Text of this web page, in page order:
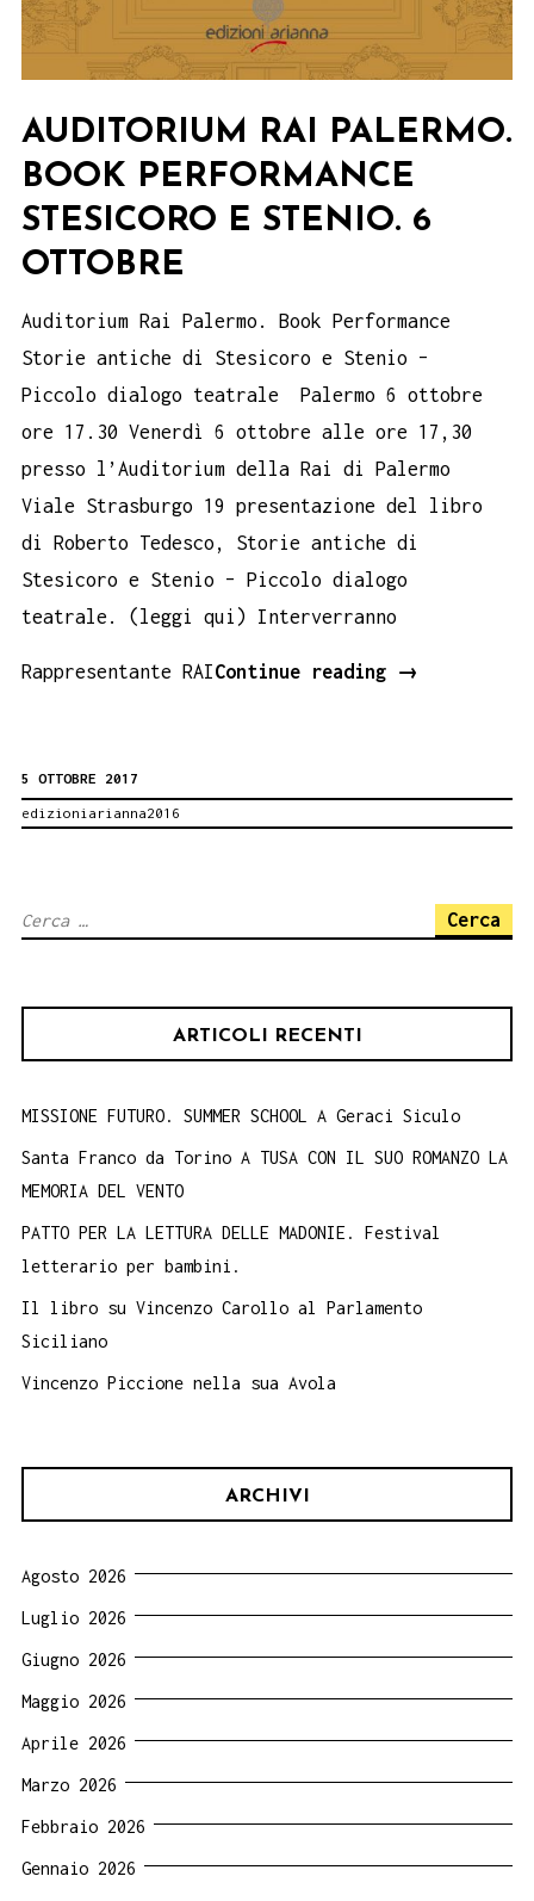
AUDITORIUM RAI PALERMO.
BOOK PERFORMANCE
STESICORO E STENIO. 6
OTTOBRE
Auditorium Rai Palermo. Book Performance
Storie antiche di Stesicoro e Stenio –
Piccolo dialogo teatrale Palermo 6 ottobre
ore 17.30 Venerdì 6 ottobre alle ore 17,30
presso l’Auditorium della Rai di Palermo
Viale Strasburgo 19 presentazione del libro
di Roberto Tedesco, Storie antiche di
Stesicoro e Stenio – Piccolo dialogo
teatrale. (leggi qui) Interverranno
Rappresentante RAIContinue reading
Auditorium
Stenio.
ottobre
→
5 OTTOBRE 2017
edizioniarianna2016
Ricerca
ARTICOLI RECENTI
MISSIONE FUTURO. SUMMER SCHOOL A Geraci Siculo
Santa Franco da Torino A TUSA CON IL SUO ROMANZO LA
MEMORIA DEL VENTO
PATTO PER LA LETTURA DELLE MADONIE. Festival
letterario per bambini.
Il libro su Vincenzo Carollo al Parlamento
Siciliano
Vincenzo Piccione nella sua Avola
ARCHIVI
Agosto 2026
Luglio 2026
Giugno 2026
Maggio 2026
Aprile 2026
Marzo 2026
Febbraio 2026
Gennaio 2026